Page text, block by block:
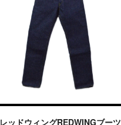
レッドウィングREDWINGブーツ